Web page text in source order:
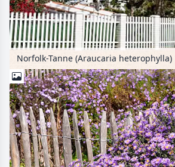
Norfolk-Tanne (Araucaria heterophylla)